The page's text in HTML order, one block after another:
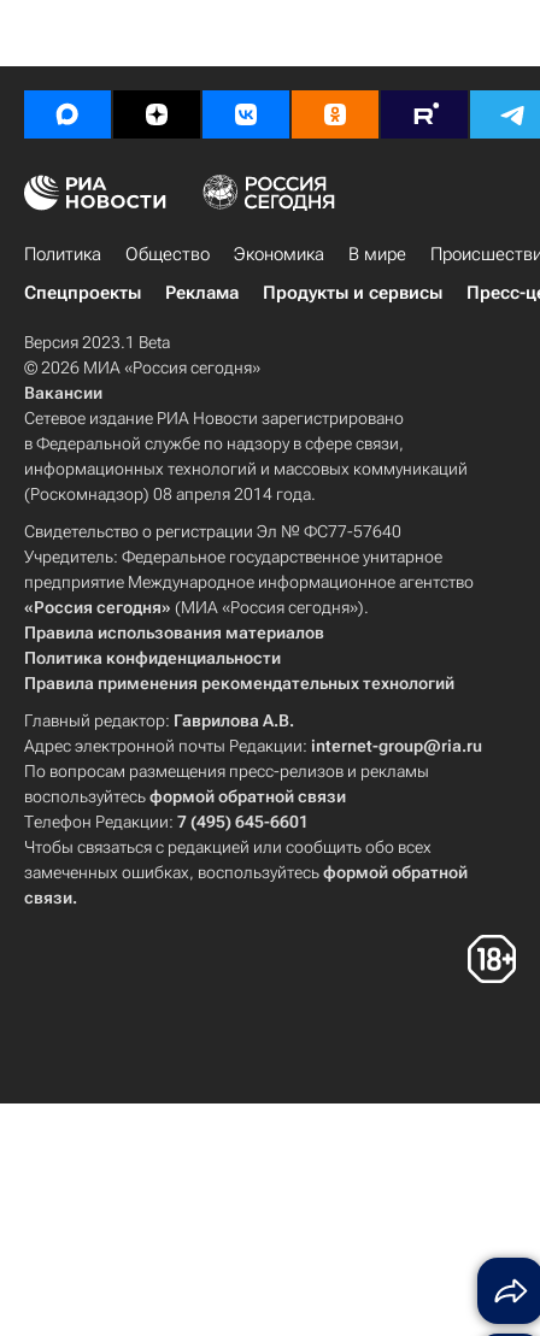
Политика Общество Экономика В мире
Спецпроекты
Реклама Продукты и сервисы Пресс-
Версия 2023.1 Beta
© 2026 МИА «Россия сегодня»
Вакансии
Сетевое издание РИА Новости зарегистрировано
в Федеральной службе по надзору в сфере связи,
информационных технологий и массовых коммуникаций
(Роскомнадзор) 08 апреля 2014 года.
Свидетельство о регистрации Эл № ФС77-57640
Учредитель: Федеральное государственное унитарное
предприятие Международное информационное агентство
«Россия сегодня» (МИА «Россия сегодня»).
Правила использования материалов
Политика конфиденциальности
Правила применения рекомендательных технологий
Главный редактор: Гаврилова А.В.
Адрес электронной почты Редакции: internet-group@ria.ru
По вопросам размещения пресс-релизов и рекламы
воспользуйтесьформой обратной связи
Телефон Редакции: 7 (495) 645-6601
Чтобы связаться с редакцией или сообщить обо всех
замеченных ошибках, воспользуйтесьформой обратной
связи.